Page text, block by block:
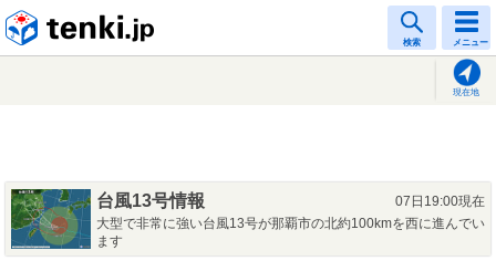
検索 メニュー
現在地
台風13号情報
07日19:00現在
大型で非常に強い台風13号が那覇市の北約100kmを西に進んでい
ます